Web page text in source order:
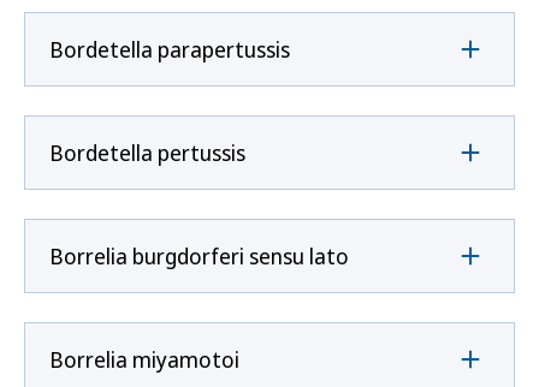
Bordetella parapertussis
Bordetella pertussis
Borrelia burgdorferi sensu lato
Borrelia miyamotoi